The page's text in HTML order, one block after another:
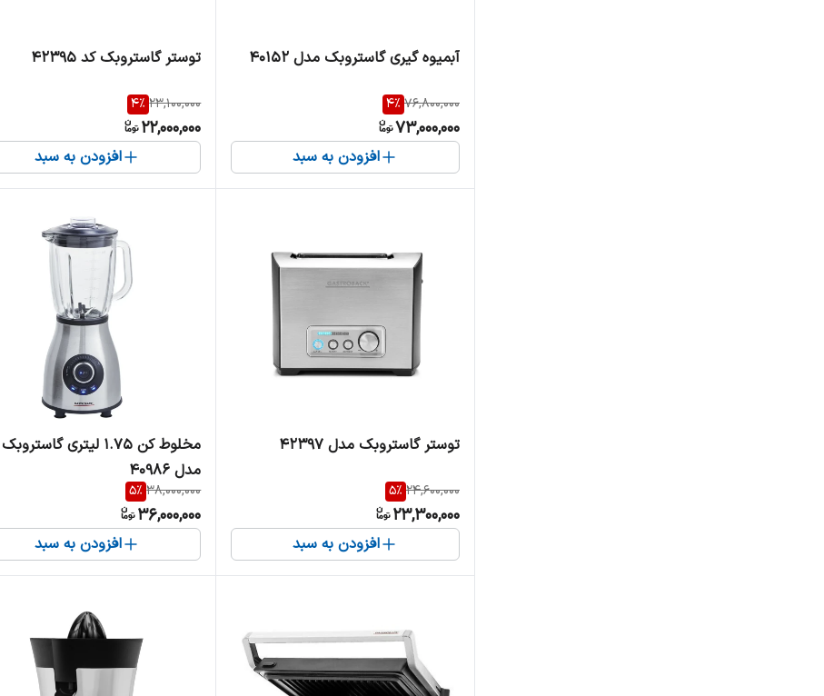
آبمیوه گیری گاستروبک مدل 40152
76,800,000
4%
73,000,000
افزودن به سبد
توستر گاستروبک کد 42395
23,100,000
4%
22,000,000
افزودن به سبد
توستر گاستروبک مدل 42397
24,600,000
5%
23,300,000
افزودن به سبد
مخلوط کن 1.75 لیتری گاستروبک
مدل 40986
38,000,000
5%
36,000,000
افزودن به سبد